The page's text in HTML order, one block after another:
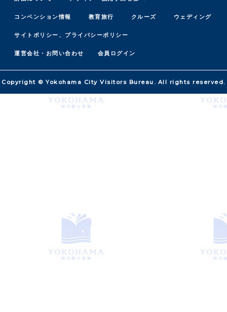
コンベンション情報 教育旅行 クルーズ ウェディング
サイトポリシー、プライバシーポリシー
運営会社・お問い合わせ 会員ログイン
Copyright © Yokohama City Visitors Bureau. All rights reserved.